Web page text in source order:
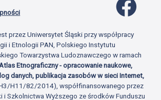
przez Uniwersytet Śląski przy współpracy
i Etnologii PAN, Polskiego Instytutu
Towarzystwa Ludoznawczego w ramach
Etnograficzny - opracowanie naukowe,
danych, publikacja zasobów w sieci Internet,
H11/82/2014), współfinansowanego przez
i Szkolnictwa Wyższego ze środków Funduszu